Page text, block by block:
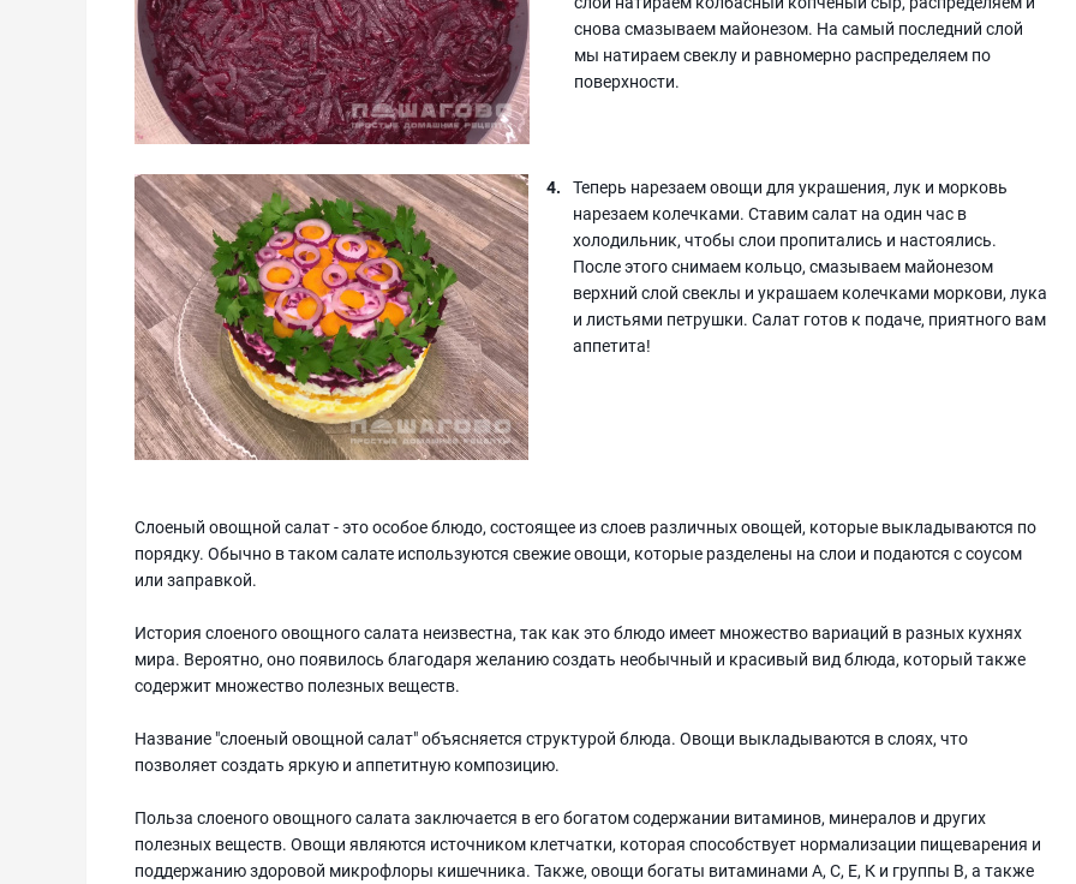
снова смазываем майонезом. На самый последний слой
мы натираем свеклу и равномерно распределяем по
поверхности.
Теперь нарезаем овощи для украшения, лук и морковь
нарезаем колечками. Ставим салат на один час в
холодильник, чтобы слои пропитались и настоялись.
После этого снимаем кольцо, смазываем майонезом
верхний слой свеклы и украшаем колечками моркови, лука
и листьями петрушки. Салат готов к подаче, приятного вам
аппетита!
Слоеный овощной салат - это особое блюдо, состоящее из слоев различных овощей, которые выкладываются по
порядку. Обычно в таком салате используются свежие овощи, которые разделены на слои и подаются с соусом
или заправкой.
История слоеного овощного салата неизвестна, так как это блюдо имеет множество вариаций в разных кухнях
мира. Вероятно, оно появилось благодаря желанию создать необычный и красивый вид блюда, который также
содержит множество полезных веществ.
Название "слоеный овощной салат" объясняется структурой блюда. Овощи выкладываются в слоях, что
позволяет создать яркую и аппетитную композицию.
Польза слоеного овощного салата заключается в его богатом содержании витаминов, минералов и других
полезных веществ. Овощи являются источником клетчатки, которая способствует нормализации пищеварения и
поддержанию здоровой микрофлоры кишечника. Также, овощи богаты витаминами А, С, Е, К и группы В, а также